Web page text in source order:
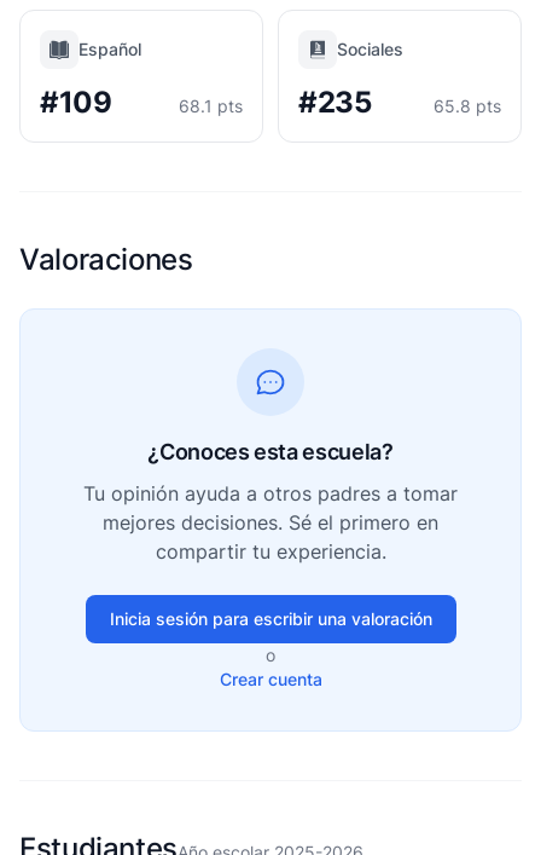
Español
#109 68.1 pts
Sociales
#235 65.8 pts
Valoraciones
¿Conoces esta escuela?
Tu opinión ayuda a otros padres a tomar
mejores decisiones. Sé el primero en
compartir tu experiencia.
Inicia sesión para escribir una valoración
o
Crear cuenta